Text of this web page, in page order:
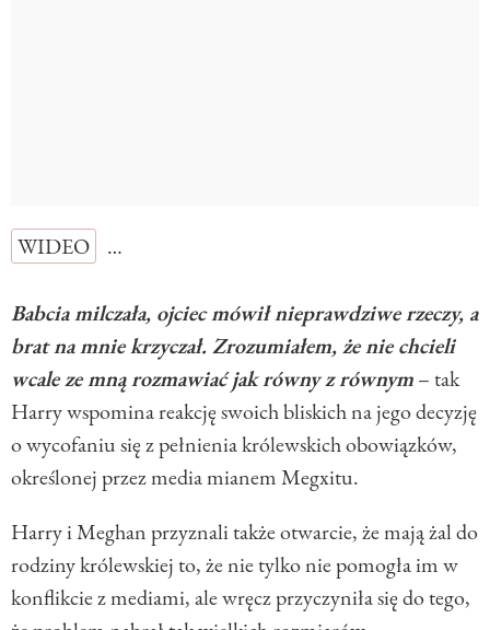
WIDEO …
Babcia milczała, ojciec mówił nieprawdziwe rzeczy, a
brat na mnie krzyczał. Zrozumiałem, że nie chcieli
wcale ze mną rozmawiać jak równy z równym– tak
Harry wspomina reakcję swoich bliskich na jego decyzję
o wycofaniu się z pełnienia królewskich obowiązków,
określonej przez media mianem Megxitu.
Harry i Meghan przyznali także otwarcie, że mają żal do
rodziny królewskiej to, że nie tylko nie pomogła im w
konflikcie z mediami, ale wręcz przyczyniła się do tego,